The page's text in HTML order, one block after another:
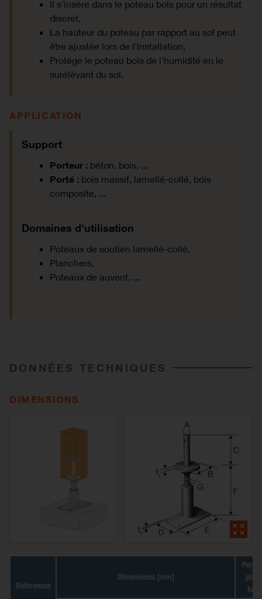
Il s'insère dans le poteau bois pour un résultat
discret,
La hauteur du poteau par rapport au sol peut
être ajustée lors de l'installation,
​Protège le poteau bois de l'humidité en le
surélévant du sol.
APPLICATION
Support
Porteur : béton, bois, ...
Porté : bois massif, lamellé-collé, bois
composite, ...
Domaines d'utilisation
Poteaux de soutien lamellé-collé,
Planchers,
Poteaux de auvent, ...
DONNÉES TECHNIQUES
DIMENSIONS
Références
Dimensions [mm]